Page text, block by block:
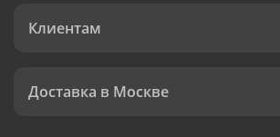
Клиентам
Доставка в Москве